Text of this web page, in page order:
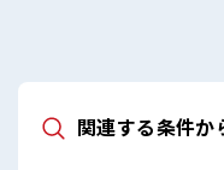
関連する条件か